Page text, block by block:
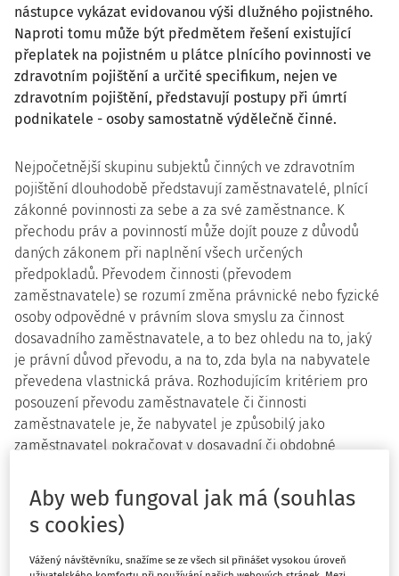
nástupce vykázat evidovanou výši dlužného pojistného.
Naproti tomu může být předmětem řešení existující
přeplatek na pojistném u plátce plnícího povinnosti ve
zdravotním pojištění a určité specifikum, nejen ve
zdravotním pojištění, představují postupy při úmrtí
podnikatele - osoby samostatně výdělečně činné.
Nejpočetnější skupinu subjektů činných ve zdravotním
pojištění dlouhodobě představují zaměstnavatelé, plnící
zákonné povinnosti za sebe a za své zaměstnance. K
přechodu práv a povinností může dojít pouze z důvodů
daných zákonem při naplnění všech určených
předpokladů. Převodem činnosti (převodem
zaměstnavatele) se rozumí změna právnické nebo fyzické
osoby odpovědné v právním slova smyslu za činnost
dosavadního zaměstnavatele, a to bez ohledu na to, jaký
je právní důvod převodu, a na to, zda byla na nabyvatele
převedena vlastnická práva. Rozhodujícím kritériem pro
posouzení převodu zaměstnavatele či činnosti
zaměstnavatele je, že nabyvatel je způsobilý jako
zaměstnavatel pokračovat v dosavadní či obdobné
K přechodu práv a povinností nedochází při zrušení
právnické osoby, která se zrušuje například dobrovolně,
příslušného orgánu, důsledkem zrušení právnické osoby je
Aby web fungoval jak má (souhlas
s cookies)
Vážený návštěvníku, snažíme se ze všech sil přinášet vysokou úroveň